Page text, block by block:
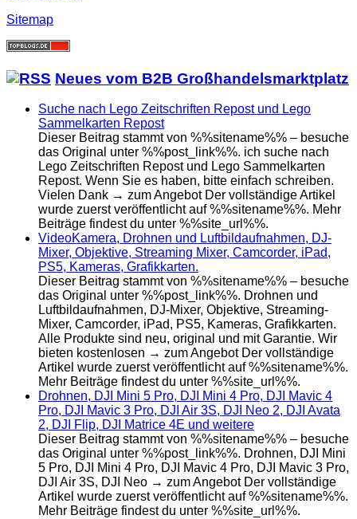
Sitemap
Neues vom B2B Großhandelsmarktplatz
Suche nach Lego Zeitschriften Repost und Lego
Sammelkarten Repost
Dieser Beitrag stammt von %%sitename%% – besuche
das Original unter %%post_link%%. ich suche nach
Lego Zeitschriften Repost und Lego Sammelkarten
Repost. Wenn Sie es haben, bitte einfach schreiben.
Vielen Dank → zum Angebot Der vollständige Artikel
wurde zuerst veröffentlicht auf %%sitename%%. Mehr
Beiträge findest du unter %%site_url%%.
VideoKamera, Drohnen und Luftbildaufnahmen, DJ-
Mixer, Objektive, Streaming Mixer, Camcorder, iPad,
PS5, Kameras, Grafikkarten.
Dieser Beitrag stammt von %%sitename%% – besuche
das Original unter %%post_link%%. Drohnen und
Luftbildaufnahmen, DJ-Mixer, Objektive, Streaming-
Mixer, Camcorder, iPad, PS5, Kameras, Grafikkarten.
Alle Produkte sind neu, original und mit Garantie. Wir
bieten kostenlosen → zum Angebot Der vollständige
Artikel wurde zuerst veröffentlicht auf %%sitename%%.
Mehr Beiträge findest du unter %%site_url%%.
Drohnen, DJI Mini 5 Pro, DJI Mini 4 Pro, DJI Mavic 4
Pro, DJI Mavic 3 Pro, DJI Air 3S, DJI Neo 2, DJI Avata
2, DJI Flip, DJI Matrice 4E und weitere
Dieser Beitrag stammt von %%sitename%% – besuche
das Original unter %%post_link%%. Drohnen, DJI Mini
5 Pro, DJI Mini 4 Pro, DJI Mavic 4 Pro, DJI Mavic 3 Pro,
DJI Air 3S, DJI Neo → zum Angebot Der vollständige
Artikel wurde zuerst veröffentlicht auf %%sitename%%.
Mehr Beiträge findest du unter %%site_url%%.